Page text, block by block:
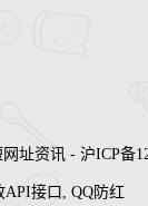
网址资讯 - 沪ICP备
接口, QQ防红